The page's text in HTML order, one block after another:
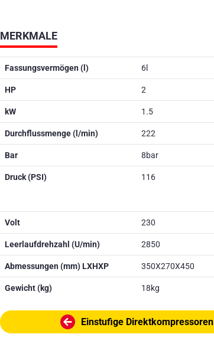
MERKMALE
Fassungsvermögen (l) 6l
HP 2
kW 1.5
Durchflussmenge (l/min) 222
Bar 8bar
Druck (PSI) 116
Volt 230
Leerlaufdrehzahl (U/min) 2850
Abmessungen (mm) LXHXP 350X270X450
Gewicht (kg) 18kg
Einstufige Direktkompressoren